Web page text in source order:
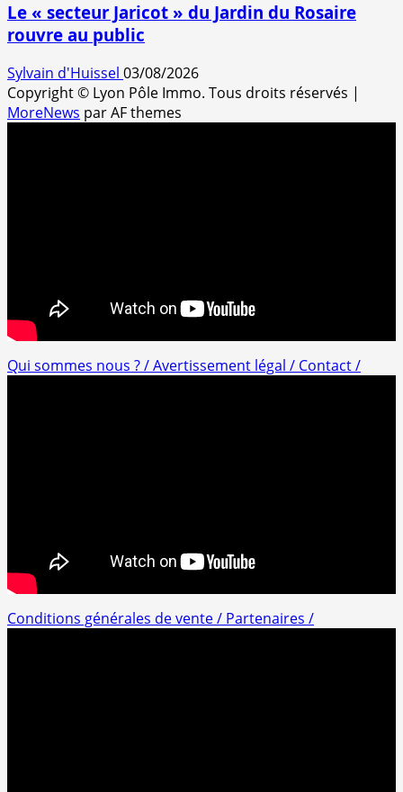
Le « secteur Jaricot » du Jardin du Rosaire
rouvre au public
Sylvain d'Huissel 03/08/2026
Copyright © Lyon Pôle Immo. Tous droits réservés |
MoreNews par AF themes
Qui sommes nous ? /Avertissement légal / Contact /
Conditions générales de vente / Partenaires /